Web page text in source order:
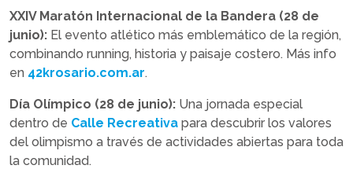
XXIV Maratón Internacional de la Bandera (28 de
junio): El evento atlético más emblemático de la región,
combinando running, historia y paisaje costero. Más info
en 42krosario.com.ar.
Día Olímpico (28 de junio): Una jornada especial
dentro de Calle Recreativa para descubrir los valores
del olimpismo a través de actividades abiertas para toda
la comunidad.